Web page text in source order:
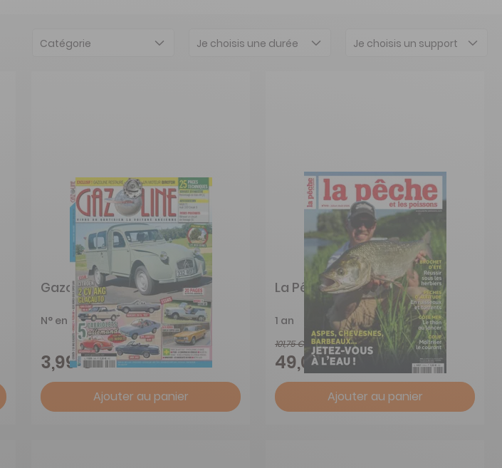
Catégorie Je choisis une durée Je choisis un support
Gazoline
N° en cours
3,99 €
Ajouter au panier
La Pêche et les Poissons
1 an
101,75 €
49,00 €
Ajouter au panier